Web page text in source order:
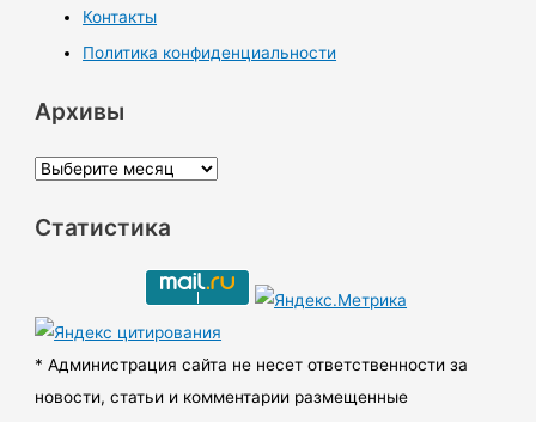
Контакты
Политика конфиденциальности
Архивы
А
х
ы
Статистика
* Администрация сайта не несет ответственности за
новости, статьи и комментарии размещенные